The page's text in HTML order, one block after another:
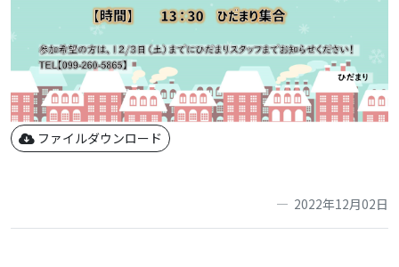
ファイルダウンロード
2022年12月02日